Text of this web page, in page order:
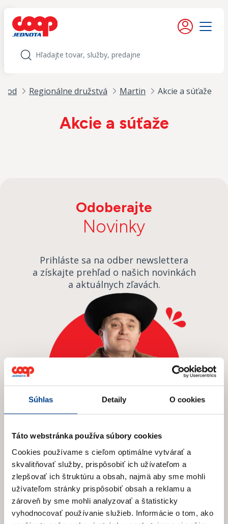
Súhlas Detaily O cookies
Táto webstránka používa súbory cookies
Cookies používame s cieľom optimálne vytvárať a
skvalitňovať služby, prispôsobiť ich užívateľom a
zlepšovať ich štruktúru a obsah, najmä aby sme mohli
užívateľom stránky prispôsobiť obsah a reklamu a
zároveň by sme mohli analyzovať a štatisticky
vyhodnocovať používanie služieb. Informácie o tom, ako
Moje konto
Menu
Hľadať
Regionálne družstvá Martin Akcie a súťaže
Akcie a súťaže
Odoberajte
Novinky
Prihláste sa na odber newslettera
a získajte prehľad o našich novinkách
a aktuálnych zľavách.
Súhlasím so spracovaním osobných údajov
súvislosti so zasielaním newslettru.
*